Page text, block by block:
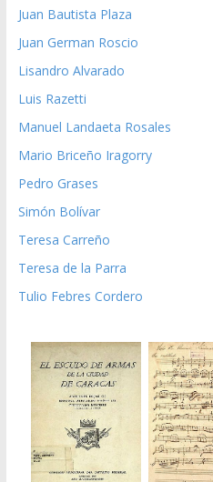
Juan Bautista Plaza
Juan German Roscio
Lisandro Alvarado
Luis Razetti
Manuel Landaeta Rosales
Mario Briceño Iragorry
Pedro Grases
Simón Bolívar
Teresa Carreño
Teresa de la Parra
Tulio Febres Cordero